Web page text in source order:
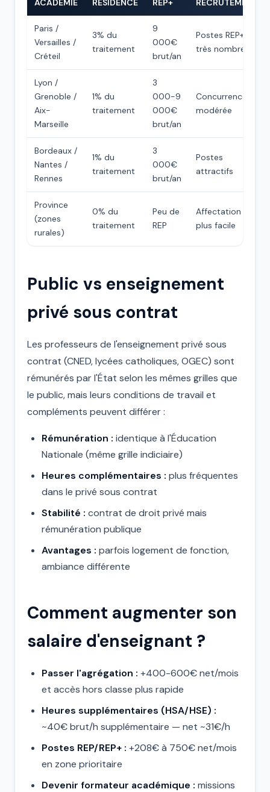
ACADÉMIE RÉSIDENCE REP+ RECRUTEMENT
Paris /
Versailles /
Créteil
3% du
traitement
9
000€
brut/an
Postes REP+
très nombreux
Lyon /
Grenoble /
Aix-
Marseille
1% du
traitement
3
000-9
000€
brut/an
Concurrence
modérée
Bordeaux /
Nantes /
Rennes
1% du
traitement
3
000€
brut/an
Postes
attractifs
Province
(zones
rurales)
0% du
traitement
Peu de
REP
Affectation
plus facile
Public vs enseignement
privé sous contrat
Les professeurs de l'enseignement privé sous
contrat (CNED, lycées catholiques, OGEC) sont
rémunérés par l'État selon les mêmes grilles que
le public, mais leurs conditions de travail et
compléments peuvent différer :
Rémunération : identique à l'Éducation
Nationale (même grille indiciaire)
Heures complémentaires : plus fréquentes
dans le privé sous contrat
Stabilité : contrat de droit privé mais
rémunération publique
Avantages : parfois logement de fonction,
ambiance différente
Comment augmenter son
salaire d'enseignant ?
Passer l'agrégation : +400-600€ net/mois
et accès hors classe plus rapide
Heures supplémentaires (HSA/HSE) :
~40€ brut/h supplémentaire — net ~31€/h
Postes REP/REP+ : +208€ à 750€ net/mois
en zone prioritaire
Devenir formateur académique : missions